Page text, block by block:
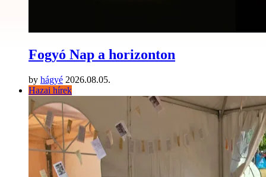
Fogyó Nap a horizonton
by hágyé 2026.08.05.
Hazai hírek